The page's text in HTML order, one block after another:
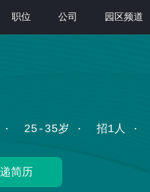
职位 公司 园区频道
25-35岁 招1人
简历